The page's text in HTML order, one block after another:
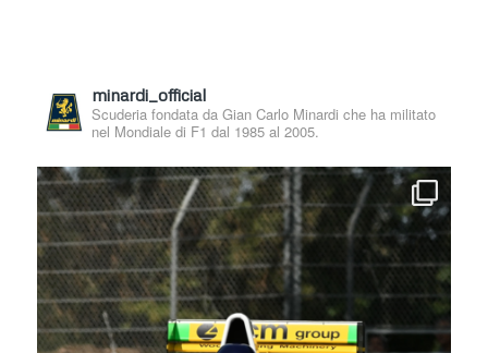
minardi_official
Scuderia fondata da Gian Carlo Minardi che ha militato
nel Mondiale di F1 dal 1985 al 2005.